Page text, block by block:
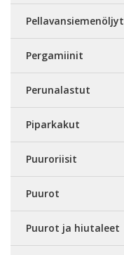
Pellavansiemenöljyt
Pergamiinit
Perunalastut
Piparkakut
Puuroriisit
Puurot
Puurot ja hiutaleet